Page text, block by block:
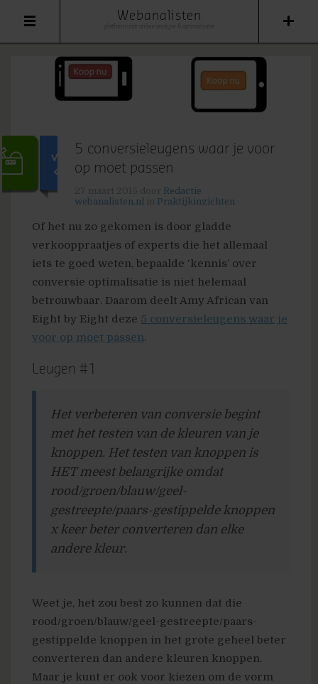
Webanalisten
5 conversieleugens waar je voor
op moet passen
Redactie
webanalisten.nl
Praktijkinzichten
Of het nu zo gekomen is door gladde
verkooppraatjes of experts die het allemaal
iets te goed weten, bepaalde ‘kennis’ over
conversie optimalisatie is niet helemaal
betrouwbaar. Daarom deelt Amy African van
Eight by Eight deze 5 conversieleugens waar je
voor op moet passen.
Leugen #1
Het verbeteren van conversie begint
met het testen van de kleuren van je
knoppen. Het testen van knoppen is
HET meest belangrijke omdat
rood/groen/blauw/geel-
gestreepte/paars-gestippelde knoppen
xkeer beter converteren dan elke
andere kleur.
Weet je, het zou best zo kunnen dat die
rood/groen/blauw/geel-gestreepte/paars-
gestippelde knoppen in het grote geheel beter
converteren dan andere kleuren knoppen.
Maar je kunt er ook voor kiezen om de vorm